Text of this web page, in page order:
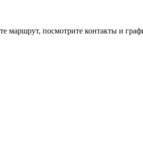
маршрут, посмотрите контакты и